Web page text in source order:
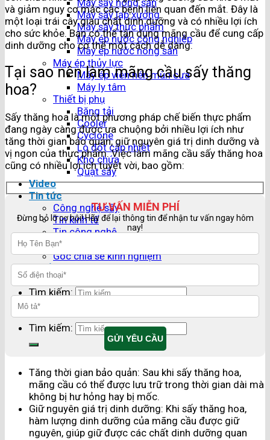
Máy sấy nông sản
Máy sấy lạp xưởng
Máy sấy thực phẩm
Máy ép nước công nghiệp
Máy ép nước nông sản
Máy ép thủy lực
Máy ép viên nén mùn cưa
Máy ly tâm
Thiết bị phụ
Băng tải
Cooler
Cyclone
Lò đốt cấp nhiệt
Kho chứa
Quạt sấy
Video
Tin tức
Công nghệ sấy
Tin kinh tế
Tin công nghệ
Tin doanh nghiệp
Góc chia sẻ kinh nghiệm
Tuyển dụng
Liên hệ
Tìm kiếm:
Tìm kiếm:
và giảm nguy cơ mắc các bệnh liên quan đến mắt. Đây là
một loại trái cây giàu chất dinh dưỡng và có nhiều lợi ích
cho sức khỏe. Bạn có thể tận dụng mãng cầu để cung cấp
dinh dưỡng cho cơ thể một cách dễ dàng.
Tại sao nên làm mãng cầu sấy thăng
hoa?
Sấy thăng hoa là một phương pháp chế biến thực phẩm
đang ngày càng được ưa chuộng bởi nhiều lợi ích như
tăng thời gian bảo quản, giữ nguyên giá trị dinh dưỡng và
vị ngon của thực phẩm. Việc làm mãng cầu sấy thăng hoa
cũng có nhiều lợi ích tuyệt vời, bao gồm:
TƯ VẤN MIỄN PHÍ
Đừng bỏ lỡ cơ hội! Hãy để lại thông tin để nhận tư vấn ngay hôm
nay!
Tăng thời gian bảo quản: Sau khi sấy thăng hoa,
mãng cầu có thể được lưu trữ trong thời gian dài mà
không bị hư hỏng hay bị mốc.
Giữ nguyên giá trị dinh dưỡng: Khi sấy thăng hoa,
hàm lượng dinh dưỡng của mãng cầu được giữ
nguyên, giúp giữ được các chất dinh dưỡng quan